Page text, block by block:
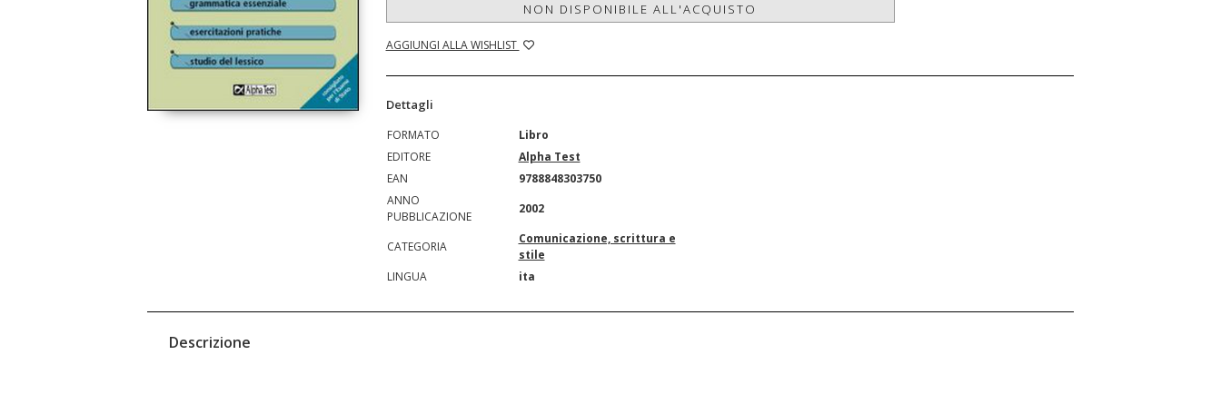
NON DISPONIBILE ALL'ACQUISTO
AGGIUNGI ALLA WISHLIST
Dettagli
FORMATO
Libro
EDITORE
Alpha Test
EAN
9788848303750
ANNO
PUBBLICAZIONE
2002
CATEGORIA
Comunicazione, scrittura e
stile
LINGUA
ita
Descrizione